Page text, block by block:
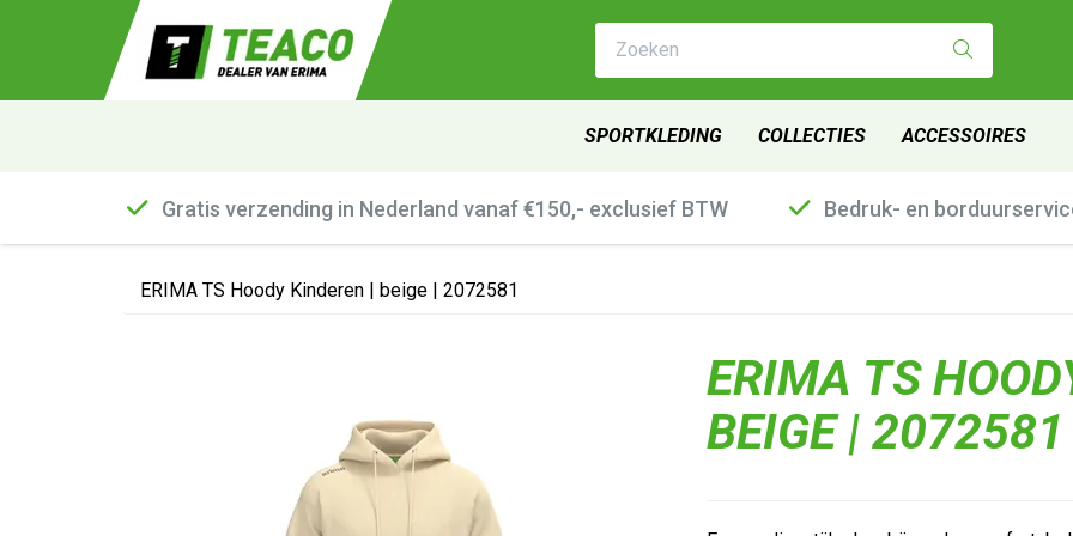
SPORTKLEDING COLLECTIES ACCESSOIRES
Gratis verzending in Nederland vanaf €150,- exclusief BTW Bedruk- en
ERIMA TS Hoody Kinderen | beige | 2072581
ERIMA TS
BEIGE | 2072581